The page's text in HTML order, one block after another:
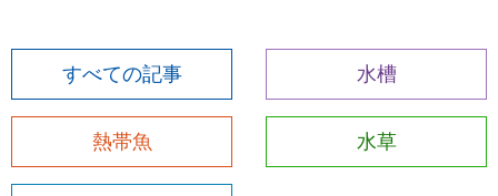
すべての記事 水槽
熱帯魚 水草